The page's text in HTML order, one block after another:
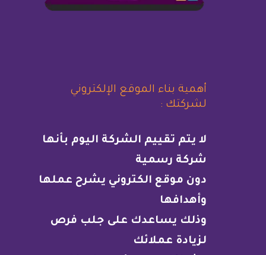
أهمية بناء الموقع الإلكتروني
لشركتك :
لا يتم تقييم الشركة اليوم بأنها
شركة رسمية
دون موقع الكتروني يشرح عملها
وأهدافها
وذلك يساعدك على جلب فرص
لزيادة عملائك